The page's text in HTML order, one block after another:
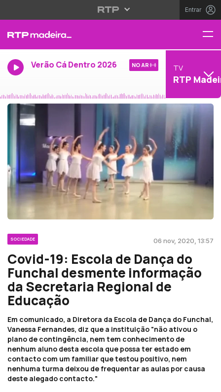
Entrar
Verão Cá Dentro 2026 NO AR TV
RTP
SOCIEDADE 06 nov, 2020, 13:57
Covid-19: Escola de Dança do
Funchal desmente informação
da Secretaria Regional de
Educação
Em comunicado, a Diretora da Escola de Dança do Funchal,
Vanessa Fernandes, diz que a instituição "não ativou o
plano de contingência, nem tem conhecimento de
nenhum aluno desta escola que possa ter estado em
contacto com um familiar que testou positivo, nem
nenhuma turma deixou de frequentar as aulas por causa
deste alegado contacto."